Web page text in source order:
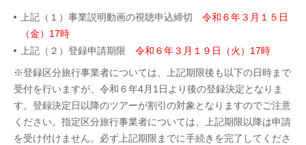
上記（１）事業説明動画の視聴申込締切 令和６年３月１５日
（金）17時
上記（２）登録申請期限 令和６年３月１９日（火）17時
※登録区分旅行事業者については、上記期限後も以下の日時まで
受付を行いますが、令和６年4月1日より後の登録決定となりま
す。登録決定日以降のツアーが割引の対象となりますのでご注意
ください。指定区分旅行事業者については、上記期限以降は申請
を受け付けません。必ず上記期限までに手続きを完了してくださ